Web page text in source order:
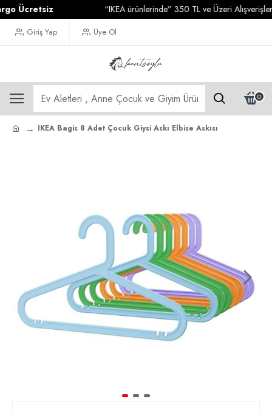
“IKEA ürünlerinde” 350 TL ve Üzeri
Giriş Yap Üye Ol
0
IKEA Bagis 8 Adet Çocuk Giysi Askı Elbise Askısı